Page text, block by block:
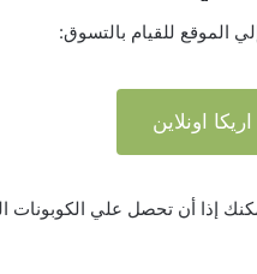
الموقع للقيام بالتسوق:
اونلاين
إذا أن تحصل علي الكوبونات